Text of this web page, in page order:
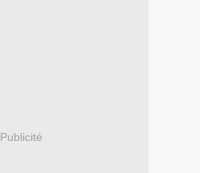
Publicité